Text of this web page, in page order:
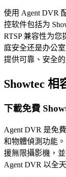
使用 Agent DVR
控软件包括为
RTSP 兼容性为
庭安全还是办公
提供可靠、安全的
Showtec 相
下載免費
Agent DVR 是免
和物體偵測功能
援無限攝影機，
Agent DVR 以全